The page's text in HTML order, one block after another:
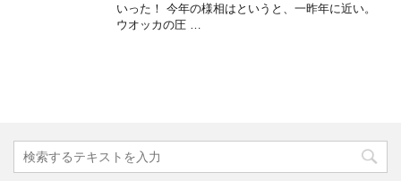
いった！ 今年の様相はというと、一昨年に近い。
ウオッカの圧 …